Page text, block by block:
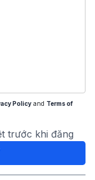
Policy and Terms of
trước khi đăng